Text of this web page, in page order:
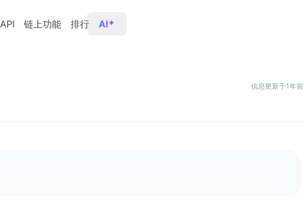
API 链上功能 排行 AI
信息更新于1年前